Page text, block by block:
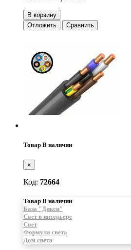
В корзину
Отложить
Сравнить
Товар В наличии
×
Код: 72664
Товар В наличии
База "Дикси"
Свет в интерьере
Свет
Формула света
Дом света